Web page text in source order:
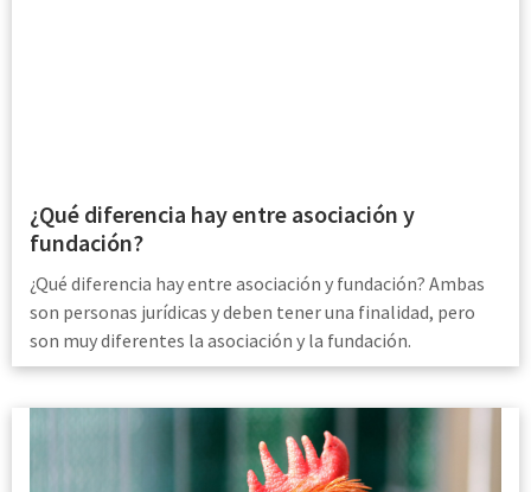
¿Qué diferencia hay entre asociación y
fundación?
¿Qué diferencia hay entre asociación y fundación? Ambas
son personas jurídicas y deben tener una finalidad, pero
son muy diferentes la asociación y la fundación.